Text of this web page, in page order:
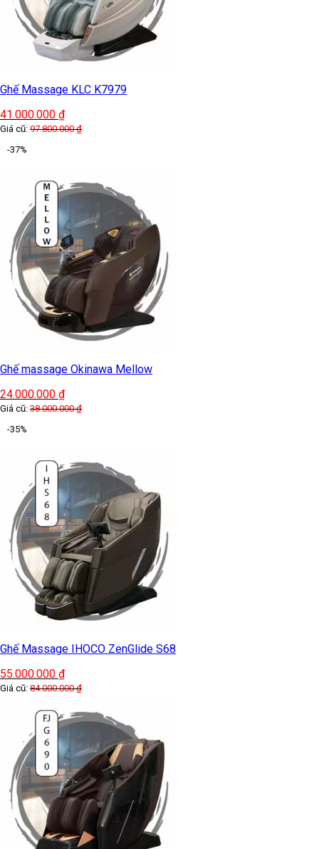
Ghế Massage KLC K7979
41.000.000 ₫
Giá cũ: 97.800.000₫
-37%
Ghế massage Okinawa Mellow
24.000.000 ₫
Giá cũ: 38.000.000₫
-35%
Ghế Massage IHOCO ZenGlide S68
55.000.000 ₫
Giá cũ: 84.000.000₫